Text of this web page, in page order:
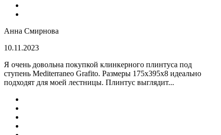
Анна Смирнова
10.11.2023
Я очень довольна покупкой клинкерного плинтуса под
ступень Mediterraneo Grafito. Размеры 175х395х8 идеально
подходят для моей лестницы. Плинтус выглядит...